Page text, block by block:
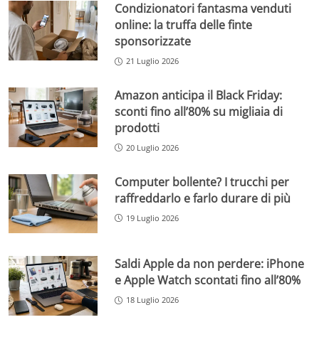
Condizionatori fantasma venduti
online: la truffa delle finte
sponsorizzate
21 Luglio 2026
Amazon anticipa il Black Friday:
sconti fino all’80% su migliaia di
prodotti
20 Luglio 2026
Computer bollente? I trucchi per
raffreddarlo e farlo durare di più
19 Luglio 2026
Saldi Apple da non perdere: iPhone
e Apple Watch scontati fino all’80%
18 Luglio 2026